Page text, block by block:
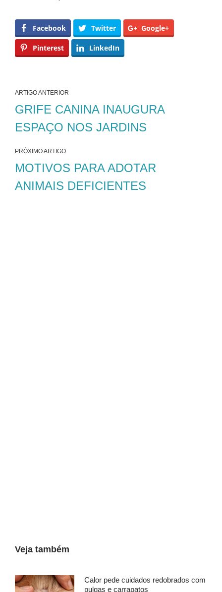
Facebook Twitter Google+
Pinterest LinkedIn
ARTIGO ANTERIOR
GRIFE CANINA INAUGURA
ESPAÇO NOS JARDINS
PRÓXIMO ARTIGO
MOTIVOS PARA ADOTAR
ANIMAIS DEFICIENTES
Veja também
Calor pede cuidados redobrados com
pulgas e carrapatos